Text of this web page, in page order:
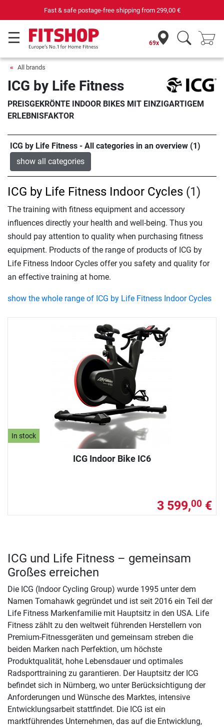
Fast & safe postage-free shipping from 299,00 €
69x
All brands
ICG by Life Fitness
PREISGEKRÖNTE INDOOR BIKES MIT EINZIGARTIGEM
ERLEBNISFAKTOR
ICG by Life Fitness - All categories in an overview (1)
show all categories
In stock
ICG Indoor Bike IC6
3 599,00 €
ICG by Life Fitness Indoor Cycles (1)
The training with fitness equipment and accessory
influences directly your health and well-being. Thus you
should pay attention to quality when purchasing fitness
equipment. Products of the range of products of ICG by
Life Fitness Indoor Cycles offer you safety and quality for
an effective training at home.
show the whole range of ICG by Life Fitness Indoor Cycles
ICG und Life Fitness – gemeinsam
Großes erreichen
Die ICG (Indoor Cycling Group) wurde 1995 unter dem
Namen Tomahawk gegründet und ist seit 2016 ein Teil der
Life Fitness Markenfamilie mit Hauptsitz in den USA. Life
Fitness zählt zu den weltweit führenden Herstellern von
Premium-Fitnessgeräten und gemeinsam streben die
beiden Marken nach Perfektion, um höchste
Produktqualität, hohe Lebensdauer und optimales
Radsporttraining zu garantieren. Der Hauptsitz der ICG
befindet sich in Nürnberg, wo unter Berücksichtigung der
Anforderungen und Wünsche des Marktes, intensive
Entwicklungsarbeit stattfindet. Die ICG ist ein
marktführendes Unternehmen, das auf die Entwicklung,